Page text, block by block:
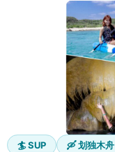
🏄 SUP 🛶 划独木舟